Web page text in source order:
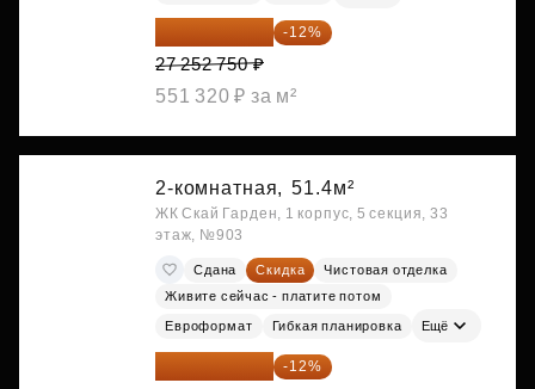
23 982 420 ₽ -12%
27 252 750 ₽
551 320 ₽ за м²
2-комнатная, 51.4м²
ЖК Скай Гарден, 1 корпус, 5 секция, 33
этаж, №903
Сдана Скидка
Чистовая отделка
Живите сейчас - платите потом
Евроформат Гибкая планировка Ещё
28 315 232 ₽ -12%